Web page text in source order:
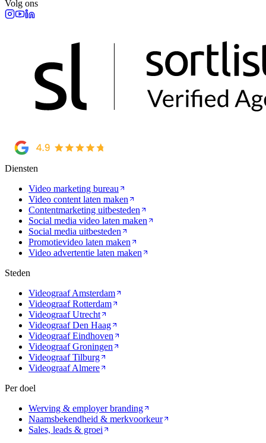
Volg ons
Diensten
Video marketing bureau
Video content laten maken
Contentmarketing uitbesteden
Social media video laten maken
Social media uitbesteden
Promotievideo laten maken
Video advertentie laten maken
Steden
VideograafAmsterdam
VideograafRotterdam
VideograafUtrecht
VideograafDen Haag
VideograafEindhoven
VideograafGroningen
VideograafTilburg
VideograafAlmere
Per doel
Werving & employer branding
Naamsbekendheid & merkvoorkeur
Sales, leads & groei